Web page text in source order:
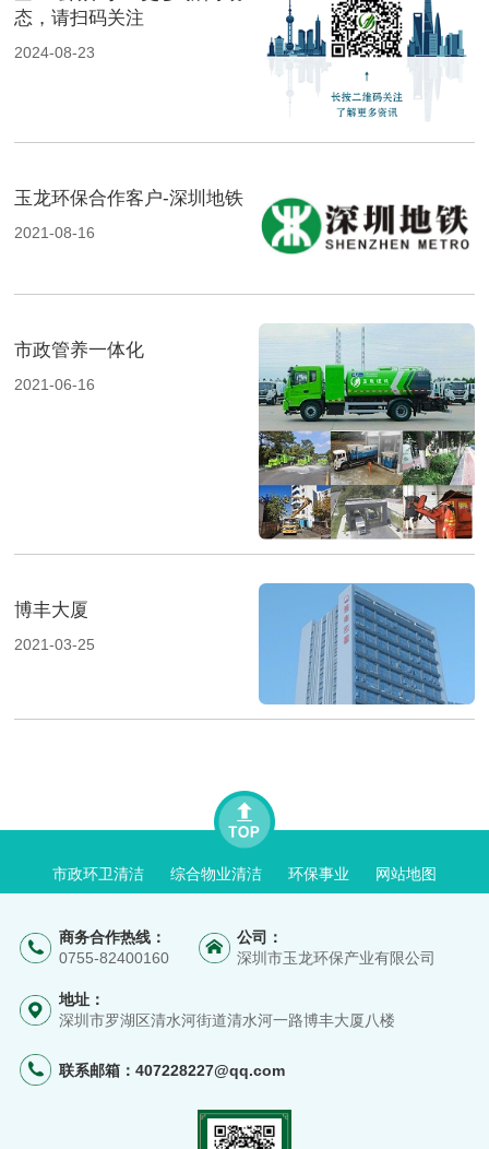
态，请扫码关注
2024-08-23
玉龙环保合作客户-深圳地铁
2021-08-16
市政管养一体化
2021-06-16
博丰大厦
2021-03-25
市政环卫清洁 综合物业清洁 环保事业 网站地图
商务合作热线：
0755-82400160
公司：
深圳市玉龙环保产业有限公司
地址：
深圳市罗湖区清水河街道清水河一路博丰大厦八楼
联系邮箱： 407228227@qq.com